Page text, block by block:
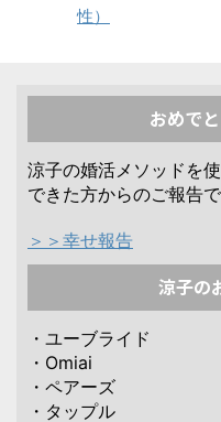
性）
おめで
涼子の婚活メソッドを
できた方からのご報告で
＞＞幸せ報告
涼子の
・ユーブライド
・Omiai
・ペアーズ
・タップル